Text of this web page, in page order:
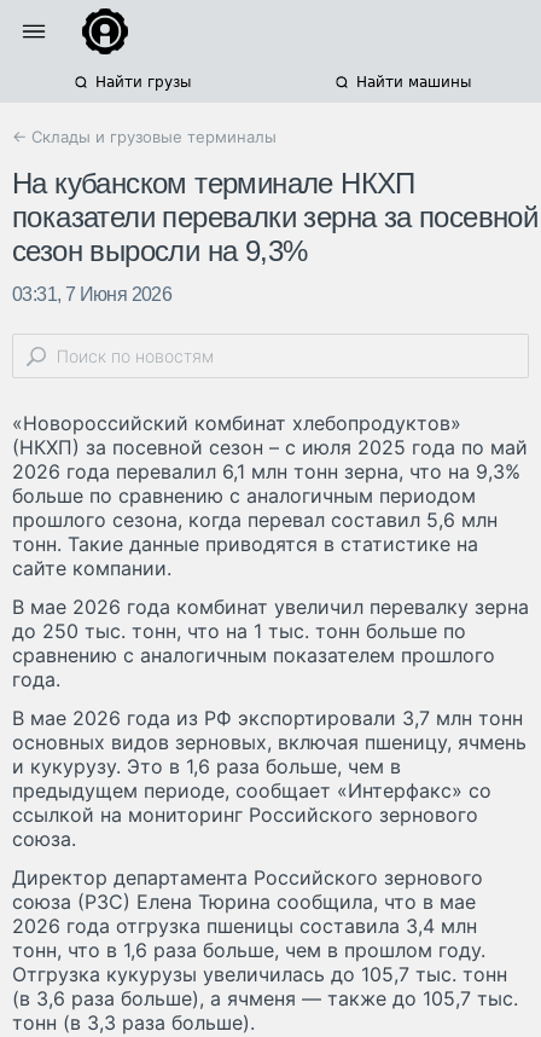
Найти грузы Найти машины
← Склады и грузовые терминалы
На кубанском терминале НКХП
показатели перевалки зерна за посевной
сезон выросли на 9,3%
03:31, 7 Июня 2026
«Новороссийский комбинат хлебопродуктов»
(НКХП) за посевной сезон – с июля 2025 года по май
2026 года перевалил 6,1 млн тонн зерна, что на 9,3%
больше по сравнению с аналогичным периодом
прошлого сезона, когда перевал составил 5,6 млн
тонн. Такие данные приводятся в статистике на
сайте компании.
В мае 2026 года комбинат увеличил перевалку зерна
до 250 тыс. тонн, что на 1 тыс. тонн больше по
сравнению с аналогичным показателем прошлого
года.
В мае 2026 года из РФ экспортировали 3,7 млн тонн
основных видов зерновых, включая пшеницу, ячмень
и кукурузу. Это в 1,6 раза больше, чем в
предыдущем периоде, сообщает «Интерфакс» со
ссылкой на мониторинг Российского зернового
союза.
Директор департамента Российского зернового
союза (РЗС) Елена Тюрина сообщила, что в мае
2026 года отгрузка пшеницы составила 3,4 млн
тонн, что в 1,6 раза больше, чем в прошлом году.
Отгрузка кукурузы увеличилась до 105,7 тыс. тонн
(в 3,6 раза больше), а ячменя — также до 105,7 тыс.
тонн (в 3,3 раза больше).